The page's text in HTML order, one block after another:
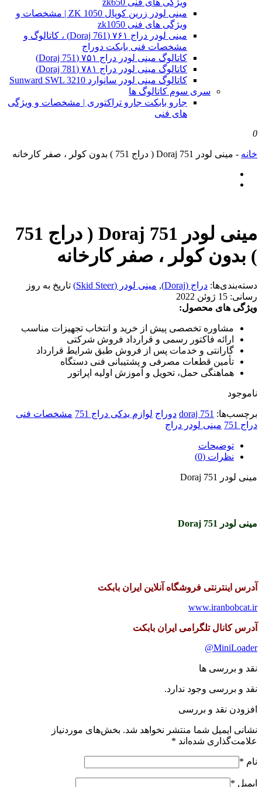
ویژگی های فنی zk650
مینی لودر زرین کوپال ZK 1050 | مشخصات و
ویژگی های فنی zk1050
مینی لودر دراج ۷۶۱ (Doraj 761) ، کاتالوگ و
مشخصات فنی بابکت دوراج
کاتالوگ مینی لودر دراج ۷۵۱ (Doraj 751)
کاتالوگ مینی لودر دراج ۷۸۱ (Doraj 781)
کاتالوگ مینی لودر سانوارد Sunward SWL 3210
سری سوم کاتالوگ ها
جارو بابکت جارو تراکتوری | مشخصات و ویژگی
های فنی
0
خانه - مینی لودر Doraj 751 ( دراج 751 ) بدون کولر ، صفر کارخانه
مینی لودر Doraj 751 ( دراج 751
) بدون کولر ، صفر کارخانه
دسته‌بندی‌ها: دراج (Doraj) , مینی لودر (Skid Steer)
تاریخ به روز
رسانی: 15 ژوئن 2022
ویژگی های محصول:
مشاوره تخصصی پیش از خرید و انتخاب تجهیزات مناسب
ارائه فاکتور رسمی و قرارداد فروش شرکتی
گارانتی و خدمات پس از فروش طبق شرایط قرارداد
تأمین قطعات مصرفی و پشتیبانی فنی دستگاه
هماهنگی حمل، تحویل و آموزش اولیه اپراتور
ناموجود
برچسب‌ها: doraj 751 دوراج لوازم یدکی دراج 751
مشخصات فنی
دراج 751
مینی لودر دراج
توضیحات
نظرات (0)
مینی لودر Doraj 751
مینی لودر Doraj 751
آدرس اینترنتی فروشگاه آنلاین ایران بابکت
www.iranbobcat.ir
آدرس کانال تلگرامی ایران بابکت
MiniLoader
@
نقد و بررسی ها
نقد و بررسی وجود ندارد.
افزودن نقد و بررسی
نشانی ایمیل شما منتشر نخواهد شد. بخش‌های موردنیاز
علامت‌گذاری شده‌اند *
نام *
ایمیل *